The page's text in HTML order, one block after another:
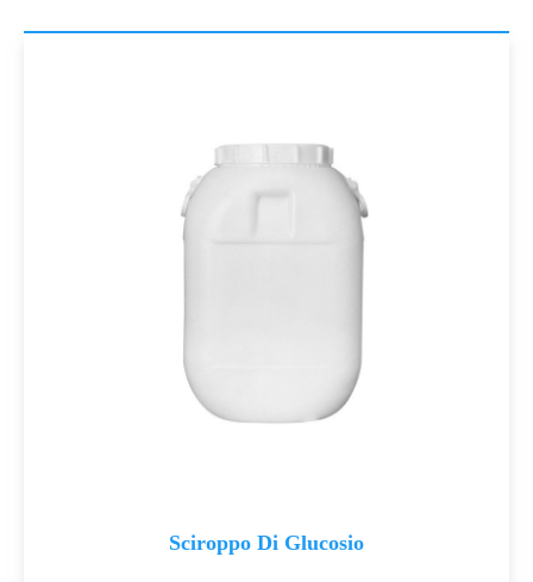
Sciroppo Di Glucosio